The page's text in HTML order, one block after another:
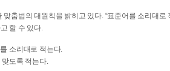
맞춤법의 대원칙을 밝히고 있다. “표준어를 소리대로
할 수 있다.
소리대로 적는다.
맞도록 적는다.